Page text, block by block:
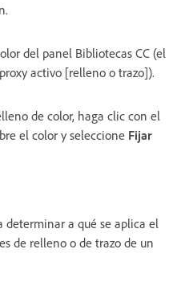
del panel Bibliotecas CC (el
activo [relleno o trazo]).
de color, haga clic con el
el color y seleccione Fijar
determinar a qué se aplica el
de relleno o de trazo de un